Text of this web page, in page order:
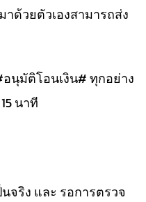
ด้วยตัวเองสามารถส่ง
นุมัติโอนเงิน# ทุกอย่าง
นาที
จริง และ รอการตรวจ